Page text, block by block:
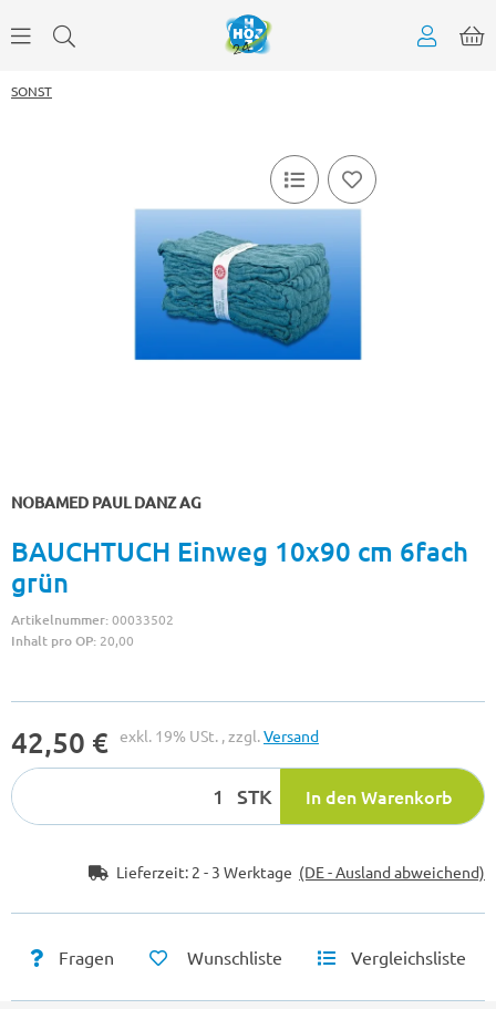
SONST
NOBAMED PAUL DANZ AG
BAUCHTUCH Einweg 10x90 cm 6fach
grün
Artikelnummer:00033502
Inhalt pro OP: 20,00
42,50 € exkl. 19% USt. , zzgl.Versand
STK In den Warenkorb
Lieferzeit: 2 - 3 Werktage (DE - Ausland abweichend)
Fragen Wunschliste Vergleichsliste